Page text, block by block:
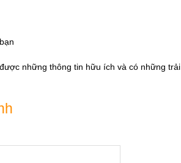
những thông tin hữu ích và có những trải